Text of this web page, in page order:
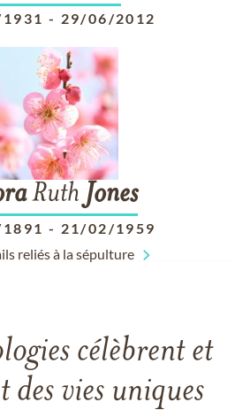
- 29/06/2012
Ruth Jones
- 21/02/1959
reliés à la sépulture
célèbrent et
des vies uniques